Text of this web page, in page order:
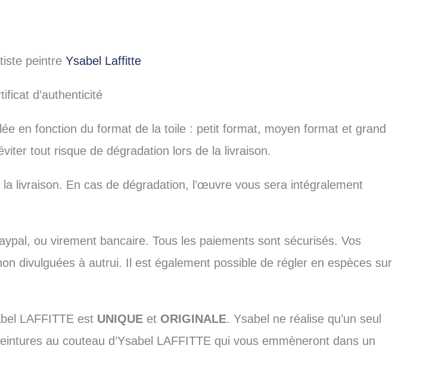
peintre Ysabel Laffitte
d’authenticité
en fonction du format de la toile : petit format, moyen format et grand
tout risque de dégradation lors de la livraison.
livraison. En cas de dégradation, l’œuvre vous sera intégralement
ou virement bancaire. Tous les paiements sont sécurisés. Vos
divulguées à autrui. Il est également possible de régler en espèces sur
LAFFITTE est UNIQUE et ORIGINALE. Ysabel ne réalise qu’un seul
au couteau d’Ysabel LAFFITTE qui vous emmèneront dans un